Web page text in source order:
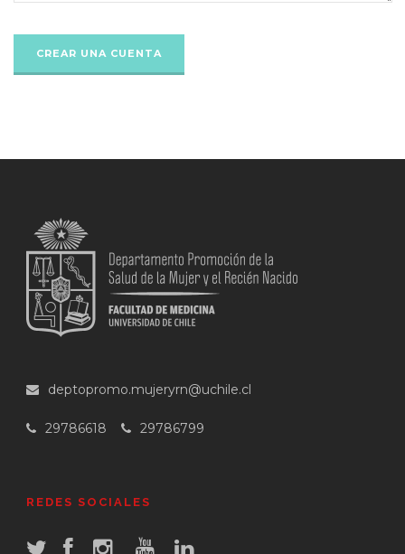
deptopromo.mujeryrn@uchile.cl
29786618 29786799
REDES SOCIALES